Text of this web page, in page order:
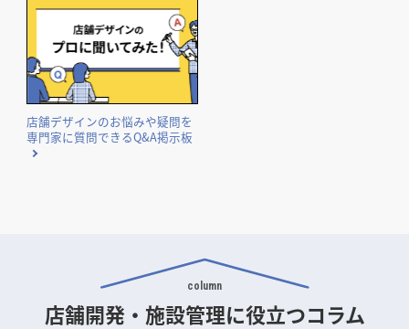
店舗デザインのお悩みや疑問を
専門家に質問できるQ&A掲示板
column
店舗開発・施設管理に役立つコラム